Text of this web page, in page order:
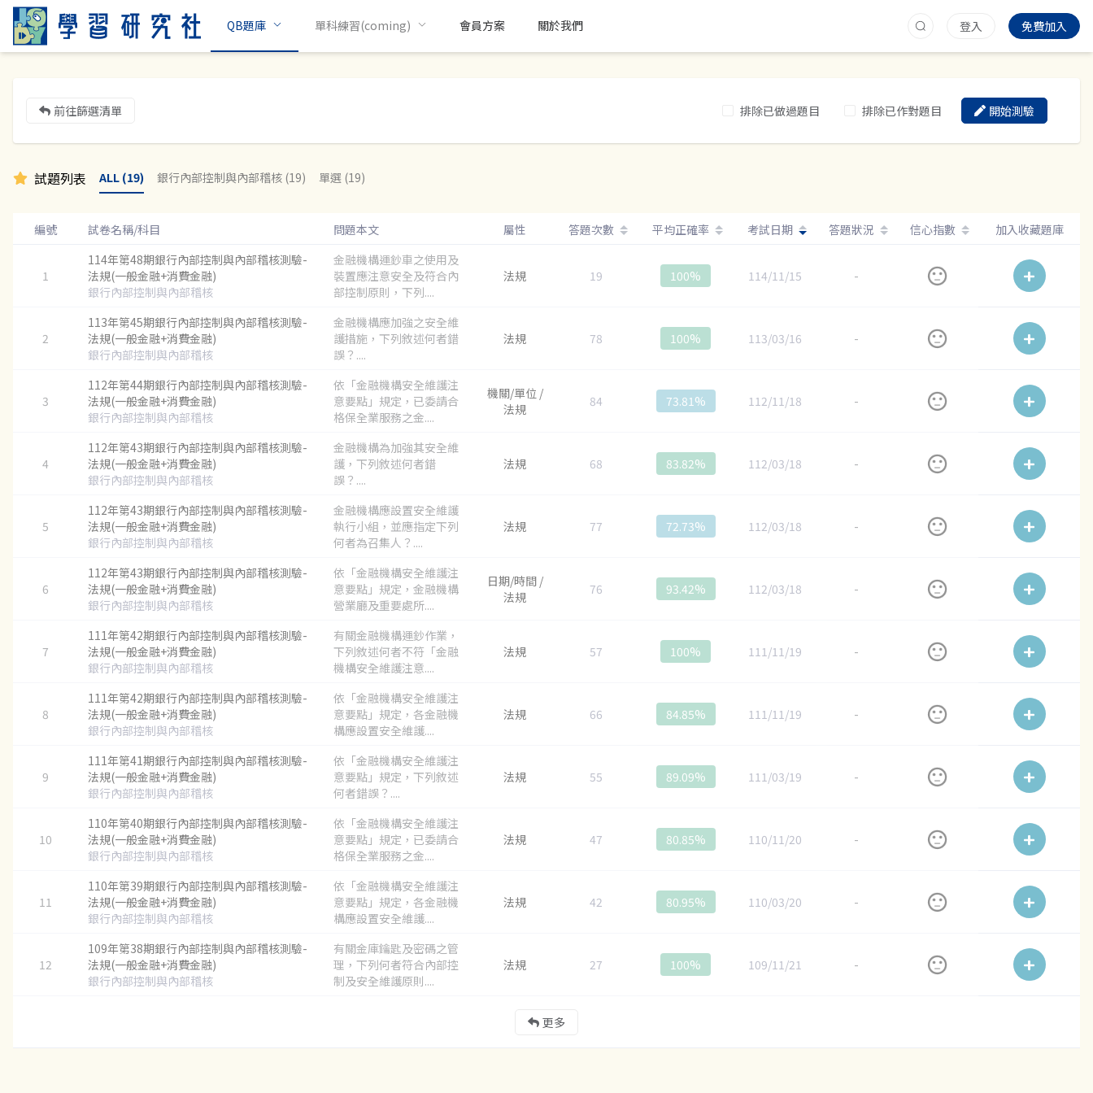
QB題庫 單科練習(coming) 會員方案 關於我們 登入 免費加入
前往篩選清單 排除已做過題目 排除已作對題目 開始測驗
試題列表 ALL (19) 銀行內部控制與內部稽核 (19) 單選 (19)
編號 試卷名稱/科目 問題本文 屬性 答題次數 平均正確率 考試日期 答題狀況 信心指數 加入收藏題庫
1
114年第48期銀行內部控制與內部稽核測驗-
法規(一般金融+消費金融)
銀行內部控制與內部稽核
金融機構運鈔車之使用及
裝置應注意安全及符合內
部控制原則，下列....
法規 19 100% 114/11/15 -
2
113年第45期銀行內部控制與內部稽核測驗-
法規(一般金融+消費金融)
銀行內部控制與內部稽核
金融機構應加強之安全維
護措施，下列敘述何者錯
誤？....
法規 78 100% 113/03/16 -
3
112年第44期銀行內部控制與內部稽核測驗-
法規(一般金融+消費金融)
銀行內部控制與內部稽核
依「金融機構安全維護注
意要點」規定，已委請合
格保全業服務之金....
機關/單位 /
法規
84 73.81% 112/11/18 -
4
112年第43期銀行內部控制與內部稽核測驗-
法規(一般金融+消費金融)
銀行內部控制與內部稽核
金融機構為加強其安全維
護，下列敘述何者錯
誤？....
法規 68 83.82% 112/03/18 -
5
112年第43期銀行內部控制與內部稽核測驗-
法規(一般金融+消費金融)
銀行內部控制與內部稽核
金融機構應設置安全維護
執行小組，並應指定下列
何者為召集人？....
法規 77 72.73% 112/03/18 -
6
112年第43期銀行內部控制與內部稽核測驗-
法規(一般金融+消費金融)
銀行內部控制與內部稽核
依「金融機構安全維護注
意要點」規定，金融機構
營業廳及重要處所....
日期/時間 /
法規
76 93.42% 112/03/18 -
7
111年第42期銀行內部控制與內部稽核測驗-
法規(一般金融+消費金融)
銀行內部控制與內部稽核
有關金融機構運鈔作業，
下列敘述何者不符「金融
機構安全維護注意....
法規 57 100% 111/11/19 -
8
111年第42期銀行內部控制與內部稽核測驗-
法規(一般金融+消費金融)
銀行內部控制與內部稽核
依「金融機構安全維護注
意要點」規定，各金融機
構應設置安全維護....
法規 66 84.85% 111/11/19 -
9
111年第41期銀行內部控制與內部稽核測驗-
法規(一般金融+消費金融)
銀行內部控制與內部稽核
依「金融機構安全維護注
意要點」規定，下列敘述
何者錯誤？....
法規 55 89.09% 111/03/19 -
10
110年第40期銀行內部控制與內部稽核測驗-
法規(一般金融+消費金融)
銀行內部控制與內部稽核
依「金融機構安全維護注
意要點」規定，已委請合
格保全業服務之金....
法規 47 80.85% 110/11/20 -
11
110年第39期銀行內部控制與內部稽核測驗-
法規(一般金融+消費金融)
銀行內部控制與內部稽核
依「金融機構安全維護注
意要點」規定，各金融機
構應設置安全維護....
法規 42 80.95% 110/03/20 -
12
109年第38期銀行內部控制與內部稽核測驗-
法規(一般金融+消費金融)
銀行內部控制與內部稽核
有關金庫鑰匙及密碼之管
理，下列何者符合內部控
制及安全維護原則....
法規 27 100% 109/11/21 -
更多